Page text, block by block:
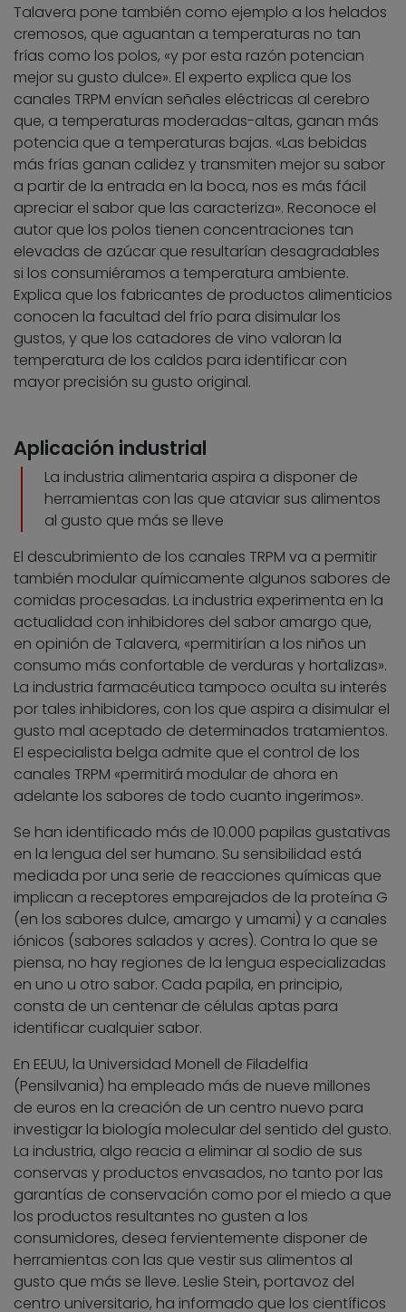
Talavera pone también como ejemplo a los helados
cremosos, que aguantan a temperaturas no tan
frías como los polos, «y por esta razón potencian
mejor su gusto dulce». El experto explica que los
canales TRPM envían señales eléctricas al cerebro
que, a temperaturas moderadas-altas, ganan más
potencia que a temperaturas bajas. «Las bebidas
más frías ganan calidez y transmiten mejor su sabor
a partir de la entrada en la boca, nos es más fácil
apreciar el sabor que las caracteriza». Reconoce el
autor que los polos tienen concentraciones tan
elevadas de azúcar que resultarían desagradables
si los consumiéramos a temperatura ambiente.
Explica que los fabricantes de productos alimenticios
conocen la facultad del frío para disimular los
gustos, y que los catadores de vino valoran la
temperatura de los caldos para identificar con
mayor precisión su gusto original.
Aplicación industrial
La industria alimentaria aspira a disponer de
herramientas con las que ataviar sus alimentos
al gusto que más se lleve
El descubrimiento de los canales TRPM va a permitir
también modular químicamente algunos sabores de
comidas procesadas. La industria experimenta en la
actualidad con inhibidores del sabor amargo que,
en opinión de Talavera, «permitirían a los niños un
consumo más confortable de verduras y hortalizas».
La industria farmacéutica tampoco oculta su interés
por tales inhibidores, con los que aspira a disimular el
gusto mal aceptado de determinados tratamientos.
El especialista belga admite que el control de los
canales TRPM «permitirá modular de ahora en
adelante los sabores de todo cuanto ingerimos».
Se han identificado más de 10.000 papilas gustativas
en la lengua del ser humano. Su sensibilidad está
mediada por una serie de reacciones químicas que
implican a receptores emparejados de la proteína G
(en los sabores dulce, amargo y umami) y a canales
iónicos (sabores salados y acres). Contra lo que se
piensa, no hay regiones de la lengua especializadas
en uno u otro sabor. Cada papila, en principio,
consta de un centenar de células aptas para
identificar cualquier sabor.
En EEUU, la Universidad Monell de Filadelfia
(Pensilvania) ha empleado más de nueve millones
de euros en la creación de un centro nuevo para
investigar la biología molecular del sentido del gusto.
La industria, algo reacia a eliminar al sodio de sus
conservas y productos envasados, no tanto por las
garantías de conservación como por el miedo a que
los productos resultantes no gusten a los
consumidores, desea fervientemente disponer de
herramientas con las que vestir sus alimentos al
gusto que más se lleve. Leslie Stein, portavoz del
centro universitario, ha informado que los científicos